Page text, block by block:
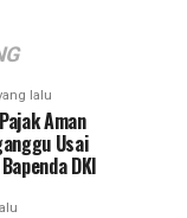
lalu
Aman
Usai
DKI